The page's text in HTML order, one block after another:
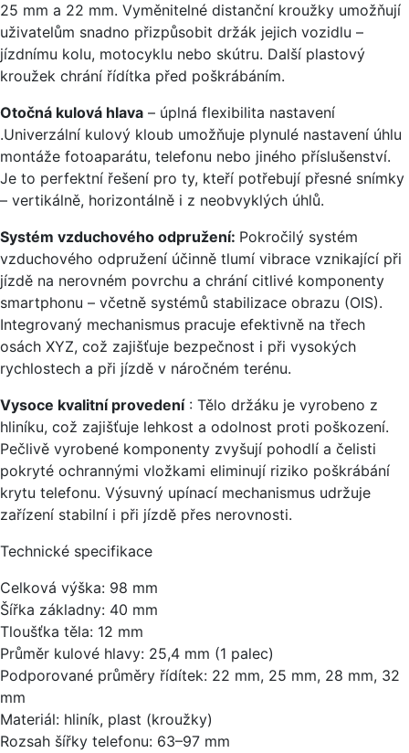
25 mm a 22 mm. Vyměnitelné distanční kroužky umožňují
uživatelům snadno přizpůsobit držák jejich vozidlu –
jízdnímu kolu, motocyklu nebo skútru. Další plastový
kroužek chrání řídítka před poškrábáním.
Otočná kulová hlava – úplná flexibilita nastavení
.Univerzální kulový kloub umožňuje plynulé nastavení úhlu
montáže fotoaparátu, telefonu nebo jiného příslušenství.
Je to perfektní řešení pro ty, kteří potřebují přesné snímky
– vertikálně, horizontálně i z neobvyklých úhlů.
Systém vzduchového odpružení: Pokročilý systém
vzduchového odpružení účinně tlumí vibrace vznikající při
jízdě na nerovném povrchu a chrání citlivé komponenty
smartphonu – včetně systémů stabilizace obrazu (OIS).
Integrovaný mechanismus pracuje efektivně na třech
osách XYZ, což zajišťuje bezpečnost i při vysokých
rychlostech a při jízdě v náročném terénu.
Vysoce kvalitní provedení: Tělo držáku je vyrobeno z
hliníku, což zajišťuje lehkost a odolnost proti poškození.
Pečlivě vyrobené komponenty zvyšují pohodlí a čelisti
pokryté ochrannými vložkami eliminují riziko poškrábání
krytu telefonu. Výsuvný upínací mechanismus udržuje
zařízení stabilní i při jízdě přes nerovnosti.
Technické specifikace
Celková výška: 98 mm
Šířka základny: 40 mm
Tloušťka těla: 12 mm
Průměr kulové hlavy: 25,4 mm (1 palec)
Podporované průměry řídítek: 22 mm, 25 mm, 28 mm, 32
mm
Materiál: hliník, plast (kroužky)
Rozsah šířky telefonu: 63–97 mm